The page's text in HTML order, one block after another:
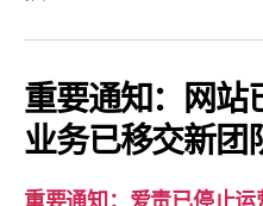
重要通知：网站
业务已移交新团